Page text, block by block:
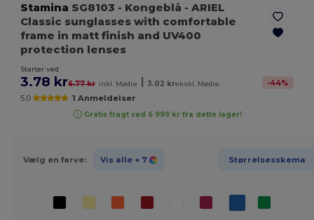
Stamina SG8103 - Kongeblå - ARIEL
Classic sunglasses with comfortable
frame in matt finish and UV400
protection lenses
Starter ved
3.78 kr6.77 kr inkl. Mødre 3.02 krekskl. Mødre -44%
5.0 1 Anmeldelser
Gratis fragt ved 6 999 kr fra dette lager!
Vælg en farve: Vis alle + 7 Størrelsesskema